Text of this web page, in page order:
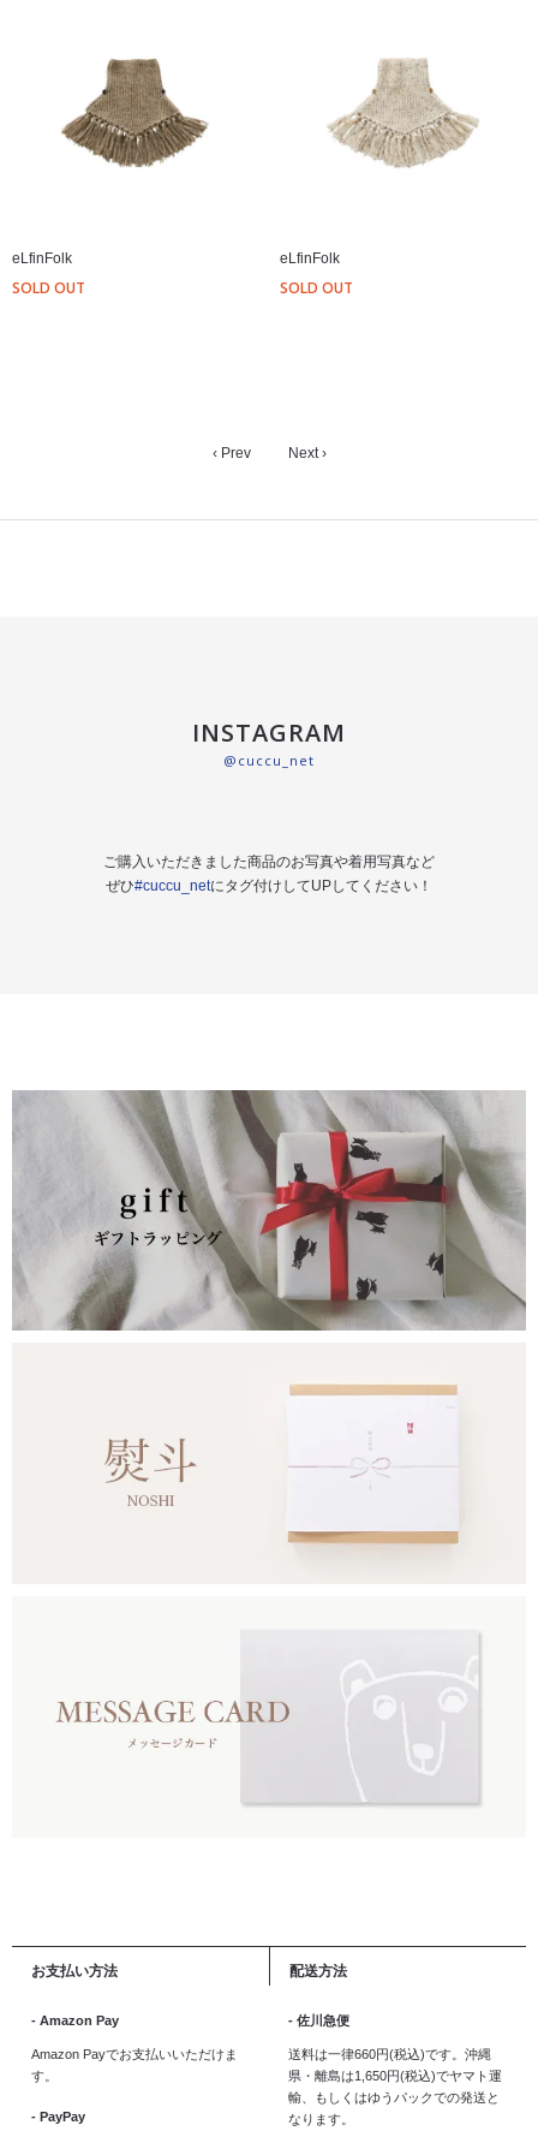
eLfinFolk
SOLD OUT
eLfinFolk
SOLD OUT
‹ Prev Next ›
INSTAGRAM
@cuccu_net
ご購入いただきました商品のお写真や着用写真など
ぜひ#cuccu_netにタグ付けしてUPしてください！
お支払い方法
- Amazon Pay
Amazon Payでお支払いいただけま
す。
- PayPay
配送方法
- 佐川急便
送料は一律660円(税込)です。沖縄
県・離島は1,650円(税込)でヤマト運
輸、もしくはゆうパックでの発送と
なります。